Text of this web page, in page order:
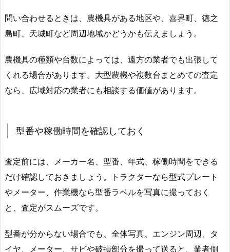
問い合わせるときは、農機具がある地区や、喜界町、徳之
島町、天城町など周辺地域かどうかも伝えましょう。
農機具の種類や台数によっては、遠方の業者でも出張して
くれる場合があります。大型農機や複数台まとめての査定
なら、広域対応の業者にも相談する価値があります。
型番や稼働時間を確認しておく
査定前には、メーカー名、型番、年式、稼働時間をできる
だけ確認しておきましょう。トラクターなら型式プレート
やメーター、作業機なら型番ラベルを写真に撮っておく
と、査定がスムーズです。
型番が分からない場合でも、全体写真、エンジン周辺、タ
イヤ、メーター、サビや破損部分を撮って送ると、業者側